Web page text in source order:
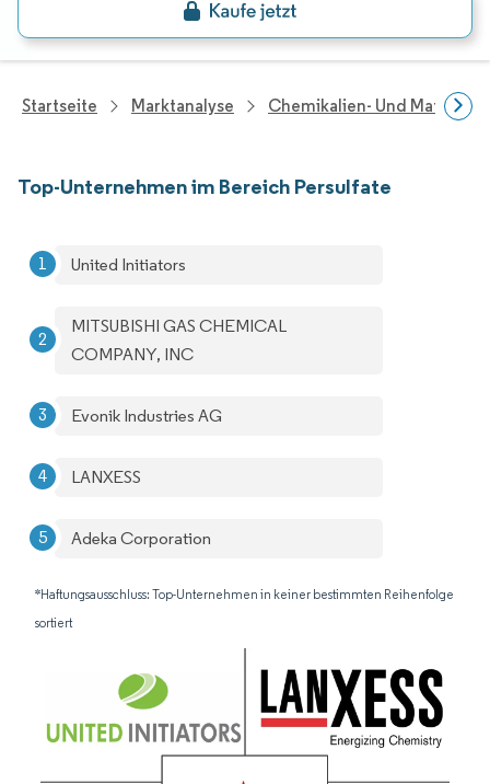
Startseite Marktanalyse Chemikalien- Und
Top-Unternehmen im Bereich Persulfate
United Initiators
MITSUBISHI GAS CHEMICAL
COMPANY, INC
Evonik Industries AG
LANXESS
Adeka Corporation
*Haftungsausschluss: Top-Unternehmen in keiner bestimmten Reihenfolge
sortiert